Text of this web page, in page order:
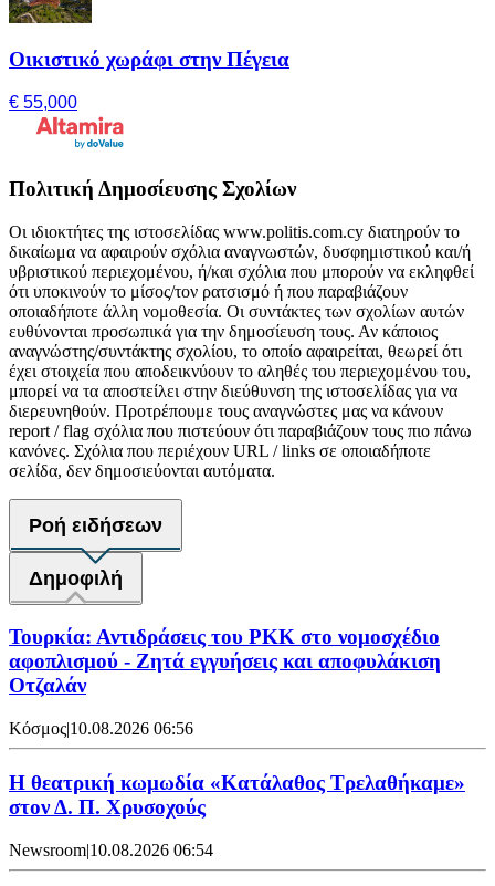
Οικιστικό χωράφι στην Πέγεια
€ 55,000
Πολιτική Δημοσίευσης Σχολίων
Οι ιδιοκτήτες της ιστοσελίδας www.politis.com.cy διατηρούν το
δικαίωμα να αφαιρούν σχόλια αναγνωστών, δυσφημιστικού και/ή
υβριστικού περιεχομένου, ή/και σχόλια που μπορούν να εκληφθεί
ότι υποκινούν το μίσος/τον ρατσισμό ή που παραβιάζουν
οποιαδήποτε άλλη νομοθεσία. Οι συντάκτες των σχολίων αυτών
ευθύνονται προσωπικά για την δημοσίευση τους. Αν κάποιος
αναγνώστης/συντάκτης σχολίου, το οποίο αφαιρείται, θεωρεί ότι
έχει στοιχεία που αποδεικνύουν το αληθές του περιεχομένου του,
μπορεί να τα αποστείλει στην διεύθυνση της ιστοσελίδας για να
διερευνηθούν. Προτρέπουμε τους αναγνώστες μας να κάνουν
report / flag σχόλια που πιστεύουν ότι παραβιάζουν τους πιο πάνω
κανόνες. Σχόλια που περιέχουν URL / links σε οποιαδήποτε
σελίδα, δεν δημοσιεύονται αυτόματα.
Ροή ειδήσεων
Δημοφιλή
Τουρκία: Αντιδράσεις του PKK στο νομοσχέδιο
αφοπλισμού - Ζητά εγγυήσεις και αποφυλάκιση
Οτζαλάν
Κόσμος|10.08.2026 06:56
Η θεατρική κωμωδία «Κατάλαθος Τρελαθήκαμε»
στον Δ. Π. Χρυσοχούς
Newsroom|10.08.2026 06:54